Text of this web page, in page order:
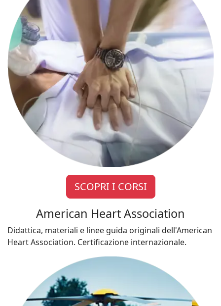
SCOPRI I CORSI
American Heart Association
Didattica, materiali e linee guida originali dell'American
Heart Association. Certificazione internazionale.